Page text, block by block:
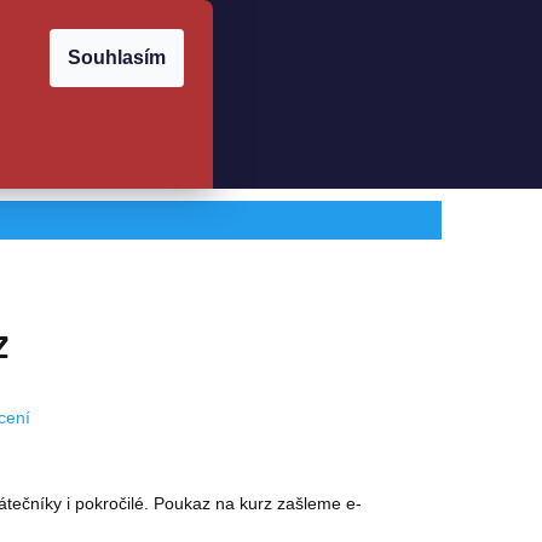
Souhlasím
OBCHODNÍ PODMÍNKY
i pokročilé. Poukaz na kurz zašleme e-